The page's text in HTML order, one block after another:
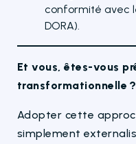
conformité avec
DORA).
Et vous, êtes-vous
transformationnelle ?
Adopter cette
simplement